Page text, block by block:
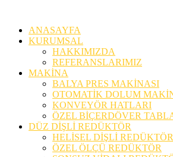
ANASAYFA
KURUMSAL
HAKKIMIZDA
REFERANSLARIMIZ
MAKİNA
BALYA PRES MAKİNASI
OTOMATİK DOLUM
KONVEYÖR HATLARI
ÖZEL BİÇERDÖVER
DÜZ DİŞLİ REDÜKTÖR
HELİSEL DİŞLİ REDÜKTÖR
ÖZEL ÖLÇÜ REDÜKTÖR